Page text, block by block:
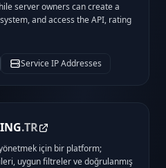
server owners can create a
and access the API, rating
Service IP Addresses
.TR
için bir platform;
uygun filtreler ve doğrulanmış